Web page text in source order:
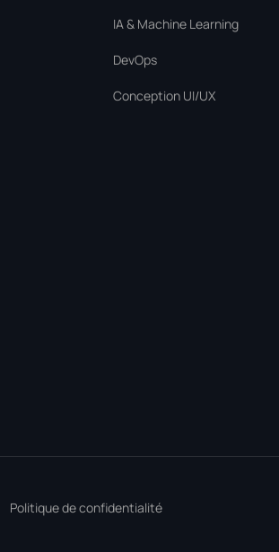
IA & Machine Learning
DevOps
Conception UI/UX
Politique de confidentialité